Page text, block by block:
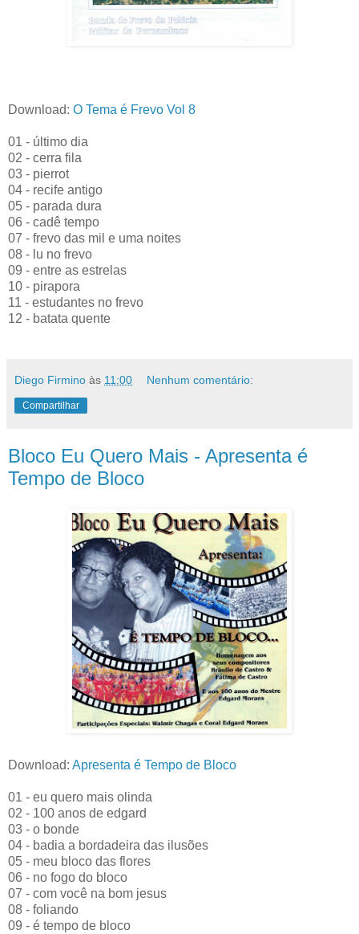
Download: O Tema é Frevo Vol 8
01 - último dia
02 - cerra fila
03 - pierrot
04 - recife antigo
05 - parada dura
06 - cadê tempo
07 - frevo das mil e uma noites
08 - lu no frevo
09 - entre as estrelas
10 - pirapora
11 - estudantes no frevo
12 - batata quente
Diego Firmino às 11:00 Nenhum comentário:
Compartilhar
Bloco Eu Quero Mais - Apresenta é
Tempo de Bloco
Download: Apresenta é Tempo de Bloco
01 - eu quero mais olinda
02 - 100 anos de edgard
03 - o bonde
04 - badia a bordadeira das ilusões
05 - meu bloco das flores
06 - no fogo do bloco
07 - com você na bom jesus
08 - foliando
09 - é tempo de bloco